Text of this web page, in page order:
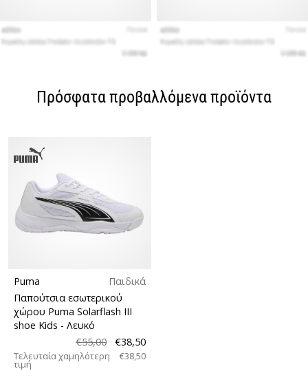
Πρόσφατα προβαλλόμενα προϊόντα
Puma
Παιδικά
Παπούτσια εσωτερικού
χώρου Puma Solarflash III
shoe Kids - Λευκό
€55,00
€38,50
Τελευταία χαμηλότερη
τιμή
€38,50